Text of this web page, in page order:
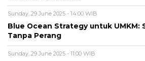
Sunday, 29 June 2025 - 14:00 WIB
Blue Ocean Strategy untuk UMKM:
Tanpa Perang
Sunday, 29 June 2025 - 11:00 WIB